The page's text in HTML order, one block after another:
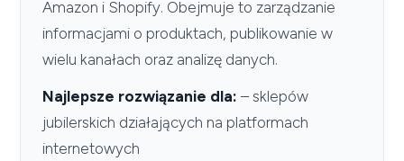
Amazon i Shopify. Obejmuje to zarządzanie
informacjami o produktach, publikowanie w
wielu kanałach oraz analizę danych.
Najlepsze rozwiązanie dla:– sklepów
jubilerskich działających na platformach
internetowych